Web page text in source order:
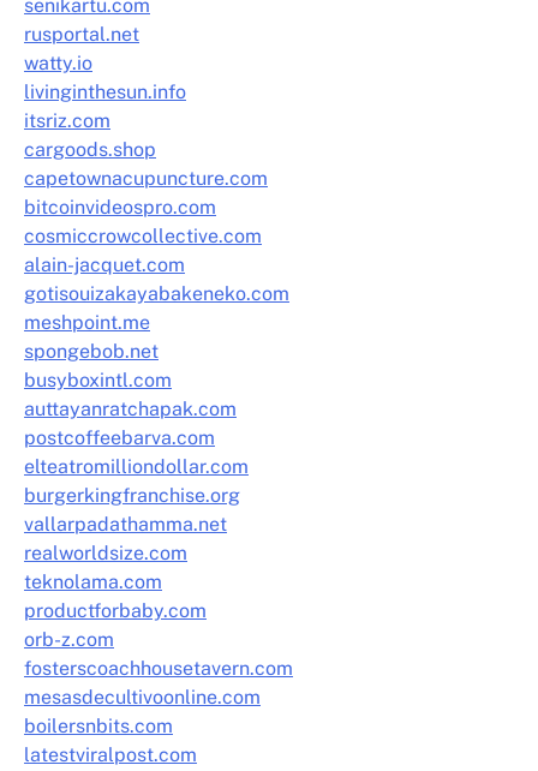
senikartu.com
rusportal.net
watty.io
livinginthesun.info
itsriz.com
cargoods.shop
capetownacupuncture.com
bitcoinvideospro.com
cosmiccrowcollective.com
alain-jacquet.com
gotisouizakayabakeneko.com
meshpoint.me
spongebob.net
busyboxintl.com
auttayanratchapak.com
postcoffeebarva.com
elteatromilliondollar.com
burgerkingfranchise.org
vallarpadathamma.net
realworldsize.com
teknolama.com
productforbaby.com
orb-z.com
fosterscoachhousetavern.com
mesasdecultivoonline.com
boilersnbits.com
latestviralpost.com